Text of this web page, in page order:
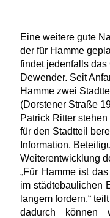
Eine weitere gute
der für Hamme
findet jedenfalls
Dewender. Seit
Hamme zwei
(Dorstener Straße
Patrick Ritter
für den Stadtteil
Information,
Weiterentwicklung
Für Hamme ist das
im städtebaulichen
langem fordern,“
dadurch können